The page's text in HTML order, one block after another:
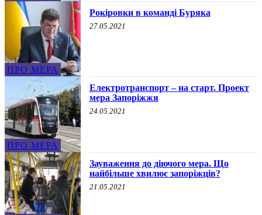
ПРО МЕРА
Рокіровки в команді Буряка
27.05.2021
ПРО МЕРА
Електротранспорт – на старт. Проект
мера Запоріжжя
24.05.2021
Зауваження до діючого мера. Що
найбільше хвилює запоріжців?
21.05.2021